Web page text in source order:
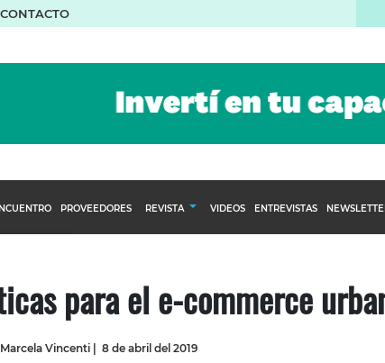
CONTACTO
PROVEEDORES REVISTA VIDEOS ENTREVISTAS
para el e-commerce
Marcela Vincenti 8 de abril del 2019